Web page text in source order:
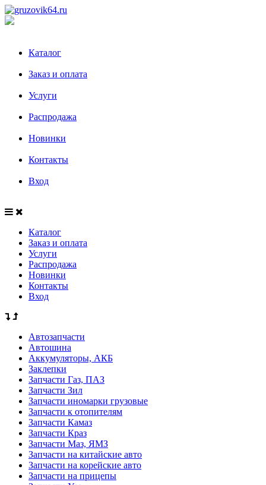
Каталог
Заказ и оплата
Услуги
Распродажа
Новинки
Контакты
Вход
Каталог
Заказ и оплата
Услуги
Распродажа
Новинки
Контакты
Вход
Автозапчасти
Автошина
Аккумуляторы, АКБ
Заклепки
Запчасти Газ, ПАЗ
Запчасти Зил
Запчасти иномарки грузовые
Запчасти к отопителям
Запчасти Камаз
Запчасти Краз
Запчасти Маз, ЯМЗ
Запчасти на китайские авто
Запчасти на корейские авто
Запчасти на прицепы